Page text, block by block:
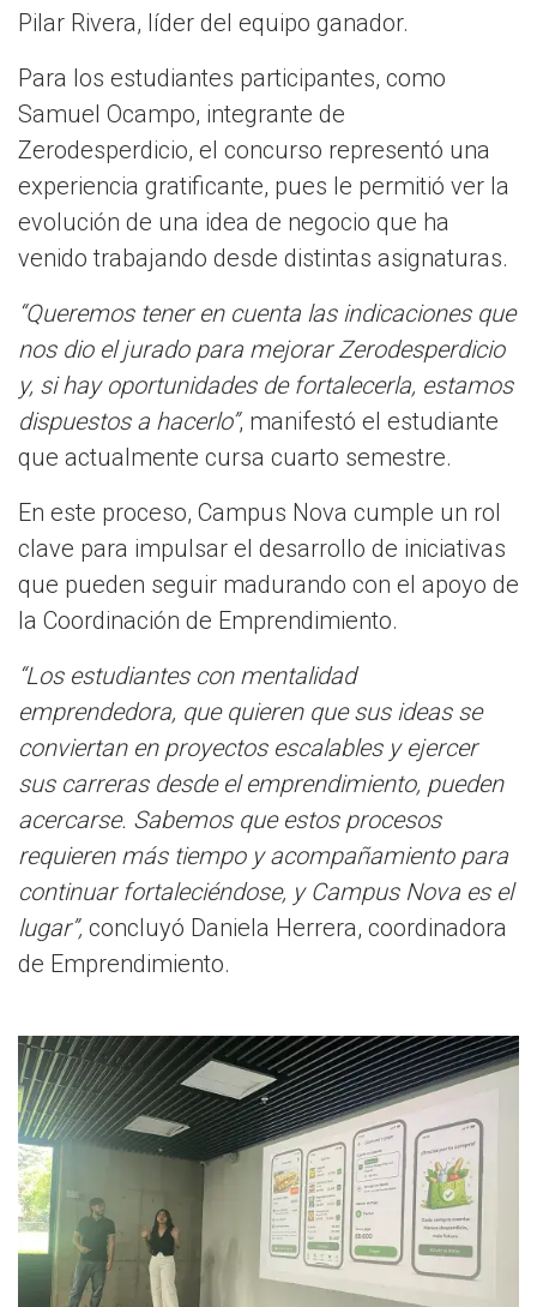
Pilar Rivera, líder del equipo ganador.
Para los estudiantes participantes, como
Samuel Ocampo, integrante de
Zerodesperdicio, el concurso representó una
experiencia gratificante, pues le permitió ver la
evolución de una idea de negocio que ha
venido trabajando desde distintas asignaturas.
“Queremos tener en cuenta las indicaciones que
nos dio el jurado para mejorar Zerodesperdicio
y, si hay oportunidades de fortalecerla, estamos
dispuestos a hacerlo”, manifestó el estudiante
que actualmente cursa cuarto semestre.
En este proceso, Campus Nova cumple un rol
clave para impulsar el desarrollo de iniciativas
que pueden seguir madurando con el apoyo de
la Coordinación de Emprendimiento.
“Los estudiantes con mentalidad
emprendedora, que quieren que sus ideas se
conviertan en proyectos escalables y ejercer
sus carreras desde el emprendimiento, pueden
acercarse. Sabemos que estos procesos
requieren más tiempo y acompañamiento para
continuar fortaleciéndose, y Campus Nova es el
lugar”, concluyó Daniela Herrera, coordinadora
de Emprendimiento.